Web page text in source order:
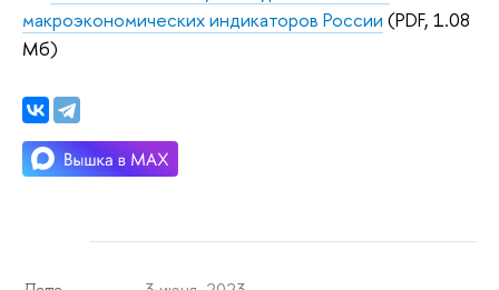
макроэкономических индикаторов России (PDF, 1.08
Мб)